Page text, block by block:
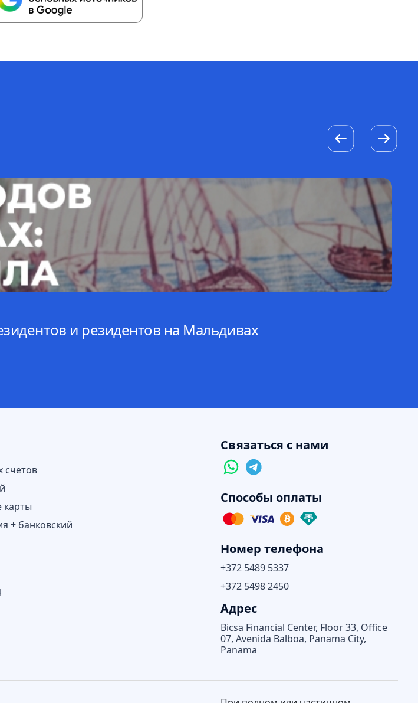
и резидентов на Мальдивах
счетов
карты
+ банковский
Связаться с нами
Способы оплаты
Номер телефона
+372 5489 5337
+372 5498 2450
Адрес
Bicsa Financial Center, Floor 33, Office
07, Avenida Balboa, Panama City,
Panama